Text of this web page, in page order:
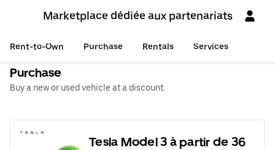
Marketplace dédiée aux partenariats
Rent-to-Own Purchase Rentals Services
Purchase
Buy a new or used vehicle at a discount.
Tesla Model 3 à partir de 36